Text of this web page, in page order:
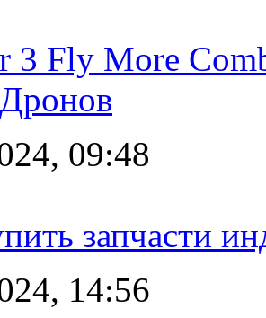
3 Fly More
09:48
запчасти
14:56